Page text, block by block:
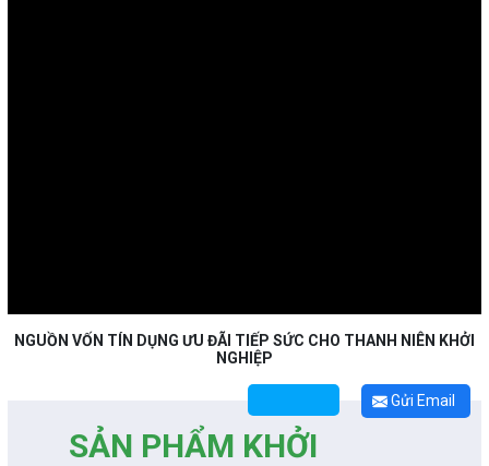
NGUỒN VỐN TÍN DỤNG ƯU ĐÃI TIẾP SỨC CHO THANH NIÊN KHỞI
NGHIỆP
Gửi Email
SẢN PHẨM KHỞI